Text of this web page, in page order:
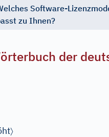
Software-
zu Ihnen?
der
〉